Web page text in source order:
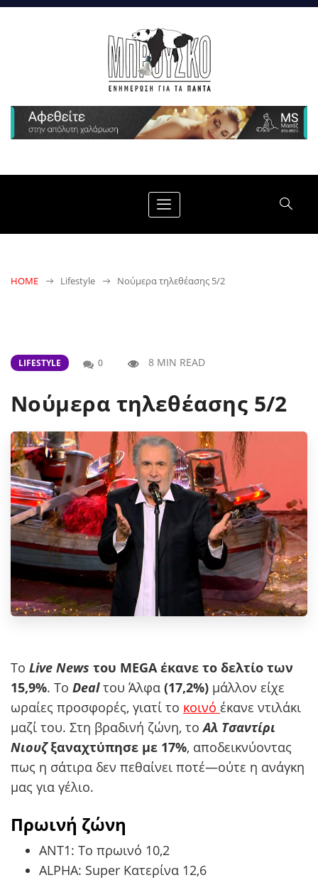
HOME Lifestyle Νούμερα τηλεθέασης 5/2
LIFESTYLE 0 8 MIN READ
Νούμερα τηλεθέασης 5/2
Το Live News του MEGA έκανε το δελτίο των
15,9%. Το Deal του Άλφα (17,2%) μάλλον είχε
ωραίες προσφορές, γιατί το κοινό έκανε ντιλάκι
μαζί του. Στη βραδινή ζώνη, τοΑλ Τσαντίρι
Νιουζξαναχτύπησε με 17%, αποδεικνύοντας
πως η σάτιρα δεν πεθαίνει ποτέ—ούτε η ανάγκη
μας για γέλιο.
Πρωινή ζώνη
ΑΝΤ1: Το πρωινό 10,2
ALPHA: Super Κατερίνα 12,6